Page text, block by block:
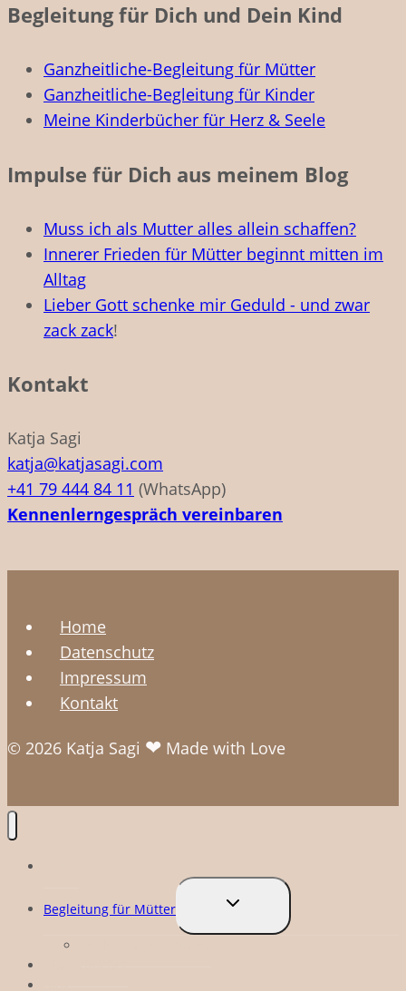
Begleitung für Dich und Dein Kind
Ganzheitliche-Begleitung für Mütter
Ganzheitliche-Begleitung für Kinder
Meine Kinderbücher für Herz & Seele
Impulse für Dich aus meinem Blog
Muss ich als Mutter alles allein schaffen?
Innerer Frieden für Mütter beginnt mitten im
Alltag
Lieber Gott schenke mir Geduld - und zwar
zack zack!
Kontakt
Katja Sagi
katja@katjasagi.com
+41 79 444 84 11 (WhatsApp)
Kennenlerngespräch vereinbaren
Home
Datenschutz
Impressum
Kontakt
© 2026 Katja Sagi ❤ Made with Love
Begleitung für Mütter
Untermenü
umschalten